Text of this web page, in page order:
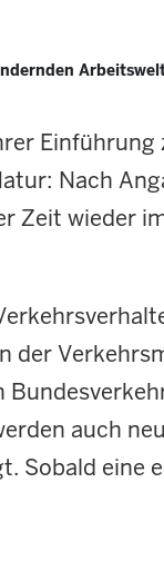
Einführung
Nach
Zeit wieder
der
auch
Sobald eine